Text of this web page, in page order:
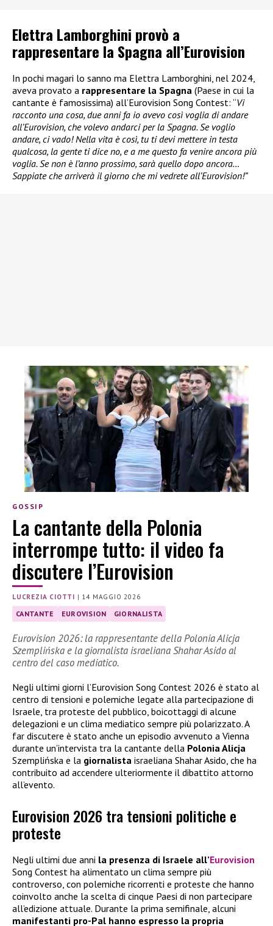
Elettra Lamborghini provò a
rappresentare la Spagna all’Eurovision
In pochi magari lo sanno ma Elettra Lamborghini, nel 2024,
aveva provato a rappresentare la Spagna (Paese in cui la
cantante è famosissima) all’Eurovision Song Contest: “Vi
racconto una cosa, due anni fa io avevo così voglia di andare
all’Eurovision, che volevo andarci per la Spagna. Se voglio
andare, ci vado! Nella vita è così, tu ti devi mettere in testa
qualcosa, la gente ti dice no, e a me questo fa venire ancora più
voglia. Se non è l’anno prossimo, sarà quello dopo ancora…
Sappiate che arriverà il giorno che mi vedrete all’Eurovision!”
GOSSIP
La cantante della Polonia
interrompe tutto: il video fa
discutere l’Eurovision
LUCREZIA CIOTTI | 14 MAGGIO 2026
CANTANTE EUROVISION GIORNALISTA
Eurovision 2026: la rappresentante della Polonia Alicja
Szemplińska e la giornalista israeliana Shahar Asido al
centro del caso mediatico.
Negli ultimi giorni l’Eurovision Song Contest 2026 è stato al
centro di tensioni e polemiche legate alla partecipazione di
Israele, tra proteste del pubblico, boicottaggi di alcune
delegazioni e un clima mediatico sempre più polarizzato. A
far discutere è stato anche un episodio avvenuto a Vienna
durante un’intervista tra la cantante della Polonia Alicja
Szemplińska e la giornalista israeliana Shahar Asido, che ha
contribuito ad accendere ulteriormente il dibattito attorno
all’evento.
Eurovision 2026 tra tensioni politiche e
proteste
Negli ultimi due anni la presenza di Israele all’Eurovision
Song Contest ha alimentato un clima sempre più
controverso, con polemiche ricorrenti e proteste che hanno
coinvolto anche la scelta di cinque Paesi di non partecipare
all’edizione attuale. Durante la prima semifinale, alcuni
manifestanti pro-Pal hanno espresso la propria